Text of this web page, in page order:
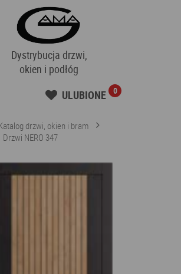
Dystrybucja drzwi,
okien i podłóg
ULUBIONE 0
drzwi, okien i bram
Drzwi NERO 347